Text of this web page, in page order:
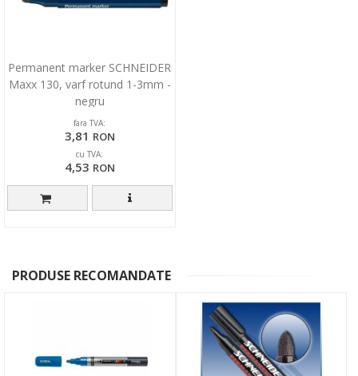
Permanent marker SCHNEIDER
Maxx 130, varf rotund 1-3mm -
negru
fara TVA:
3,81 RON
cu TVA:
4,53 RON
PRODUSE RECOMANDATE